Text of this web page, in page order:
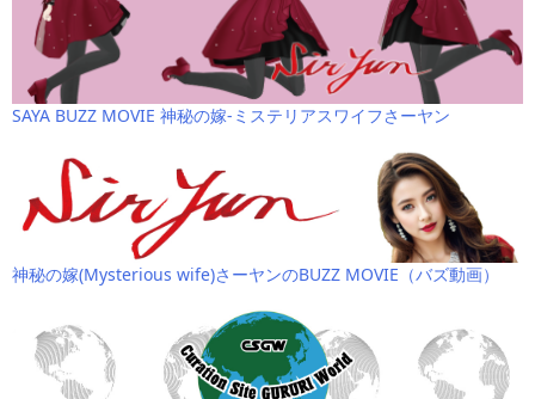
SAYA BUZZ MOVIE 神秘の嫁-ミステリアスワイフさーヤン
神秘の嫁(Mysterious wife)さーヤンのBUZZ MOVIE（バズ動画）